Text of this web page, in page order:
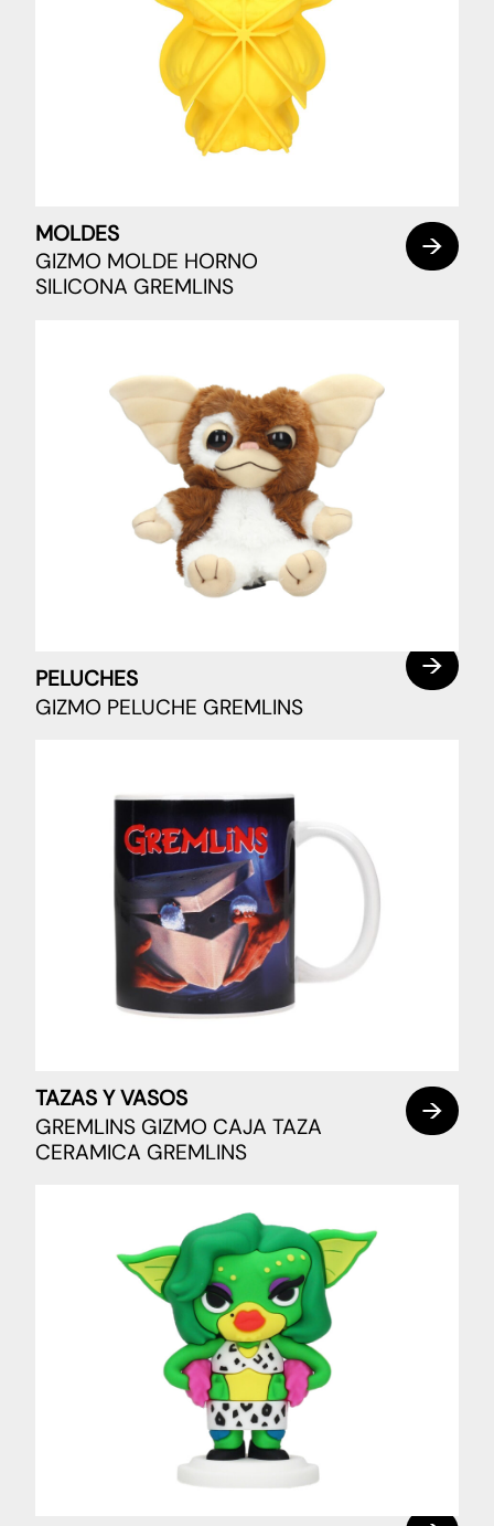
MOLDES
GIZMO MOLDE HORNO
SILICONA GREMLINS
PELUCHES
GIZMO PELUCHE GREMLINS
TAZAS Y VASOS
GREMLINS GIZMO CAJA TAZA
CERAMICA GREMLINS